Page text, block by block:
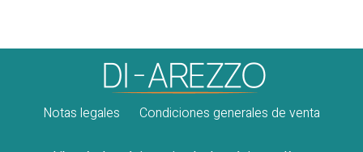
Notas legales Condiciones generales de venta